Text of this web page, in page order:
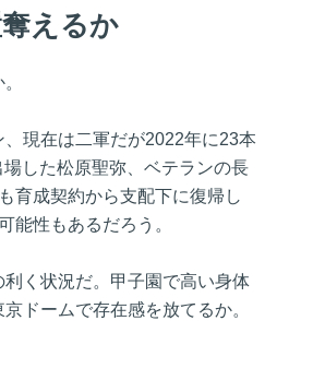
えるか
現在は二軍だが2022年に23本
した松原聖弥、ベテランの長
育成契約から支配下に復帰し
能性もあるだろう。
く状況だ。甲子園で高い身体
ドームで存在感を放てるか。